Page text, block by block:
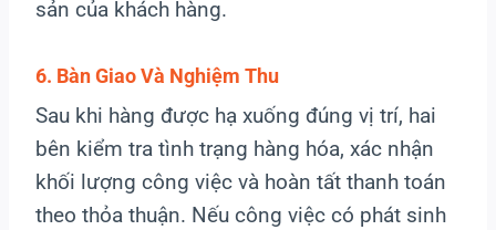
sản của khách hàng.
6. Bàn Giao Và Nghiệm Thu
Sau khi hàng được hạ xuống đúng vị trí, hai
bên kiểm tra tình trạng hàng hóa, xác nhận
khối lượng công việc và hoàn tất thanh toán
theo thỏa thuận. Nếu công việc có phát sinh